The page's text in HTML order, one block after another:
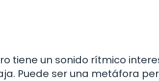
tiene un sonido rítmico
Puede ser una metáfora